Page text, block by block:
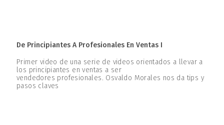
De Principiantes A Profesionales En Ventas I
Primer video de una serie de videos orientados a llevar a
los principiantes en ventas a ser
vendedores profesionales. Osvaldo Morales nos da tips y
pasos claves